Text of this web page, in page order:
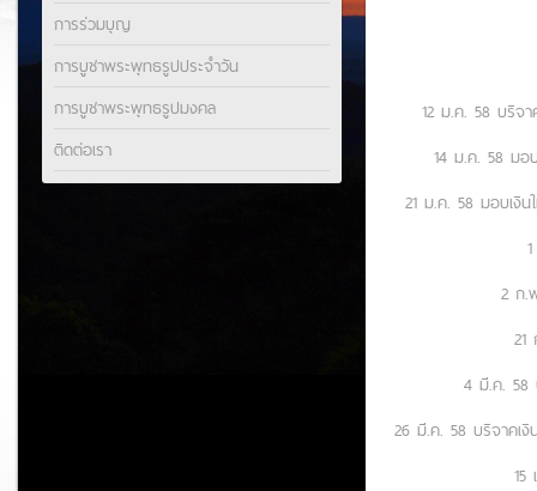
การร่วมบุญ
การบูชาพระพุทธรูปประจำวัน
การบูชาพระพุทธรูปมงคล
ติดต่อเรา
12 ม.ค. 58 บริจา
14 ม.ค. 58 มอ
21 ม.ค. 58 มอบเงิ
2 ก.
21
4 มี.ค. 58
26 มี.ค. 58 บริจาคเ
15